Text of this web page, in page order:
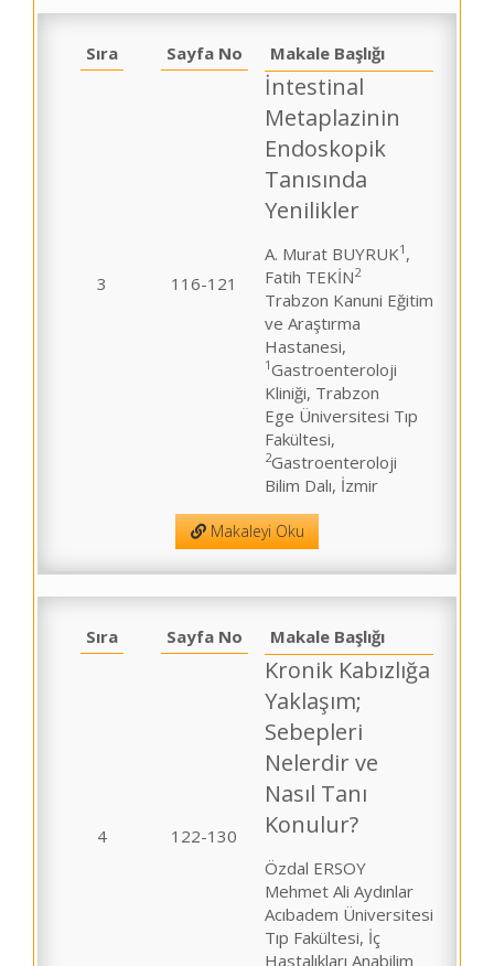
Sıra Sayfa No Makale Başlığı
3 116-121
İntestinal
Metaplazinin
Endoskopik
Tanısında
Yenilikler
A. Murat BUYRUK1 ,
Fatih TEKİN2
Trabzon Kanuni Eğitim
ve Araştırma
Hastanesi,
1Gastroenteroloji
Kliniği, Trabzon
Ege Üniversitesi Tıp
Fakültesi,
2Gastroenteroloji
Bilim Dalı, İzmir
Makaleyi Oku
Sıra Sayfa No Makale Başlığı
4 122-130
Kronik Kabızlığa
Yaklaşım;
Sebepleri
Nelerdir ve
Nasıl Tanı
Konulur?
Özdal ERSOY
Mehmet Ali Aydınlar
Acıbadem Üniversitesi
Tıp Fakültesi, İç
Hastalıkları Anabilim